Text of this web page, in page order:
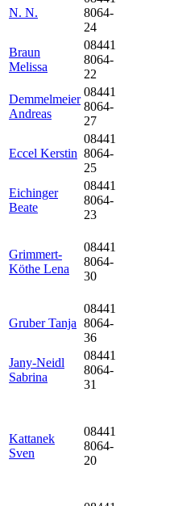
N. N.
8064-
24
Braun
Melissa
08441
8064-
22
Demmelmeier
Andreas
08441
8064-
27
Eccel Kerstin
08441
8064-
25
Eichinger
Beate
08441
8064-
23
Grimmert-
Köthe Lena
08441
8064-
30
Gruber Tanja
08441
8064-
36
Jany-Neidl
Sabrina
08441
8064-
31
Kattanek
Sven
08441
8064-
20